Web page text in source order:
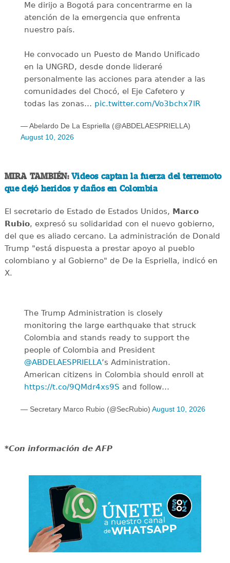
Me dirijo a Bogotá para concentrarme en la
atención de la emergencia que enfrenta
nuestro país.
He convocado un Puesto de Mando Unificado
en la UNGRD, desde donde lideraré
personalmente las acciones para atender a las
comunidades del Chocó, el Eje Cafetero y
todas las zonas… pic.twitter.com/Vo3bchx7lR
— Abelardo De La Espriella (@ABDELAESPRIELLA)
August 10, 2026
MIRA TAMBIÉN:Videos captan la fuerza del terremoto
que dejó heridos y daños en Colombia
El secretario de Estado de Estados Unidos, Marco
Rubio, expresó su solidaridad con el nuevo gobierno,
del que es aliado cercano. La administración de Donald
Trump "está dispuesta a prestar apoyo al pueblo
colombiano y al Gobierno" de De la Espriella, indicó en
X.
The Trump Administration is closely
monitoring the large earthquake that struck
Colombia and stands ready to support the
people of Colombia and President
@ABDELAESPRIELLA’s Administration.
American citizens in Colombia should enroll at
https://t.co/9QMdr4xs9S and follow…
— Secretary Marco Rubio (@SecRubio) August 10, 2026
*Con información de AFP